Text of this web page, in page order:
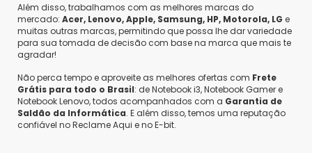
Além disso, trabalhamos com as melhores marcas do
mercado: Acer, Lenovo, Apple, Samsung, HP, Motorola, LG e
muitas outras marcas, permitindo que possa lhe dar variedade
para sua tomada de decisão com base na marca que mais te
agradar!
Não perca tempo e aproveite as melhores ofertas com Frete
Grátis para todo o Brasil: de Notebook i3, Notebook Gamer e
Notebook Lenovo, todos acompanhados com a Garantia de
Saldão da Informática. E além disso, temos uma reputação
confiável no Reclame Aqui e no E-bit.